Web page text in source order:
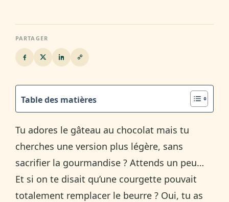
PARTAGER
Table des matières
Tu adores le gâteau au chocolat mais tu
cherches une version plus légère, sans
sacrifier la gourmandise ? Attends un peu…
Et si on te disait qu’une courgette pouvait
totalement remplacer le beurre ? Oui, tu as